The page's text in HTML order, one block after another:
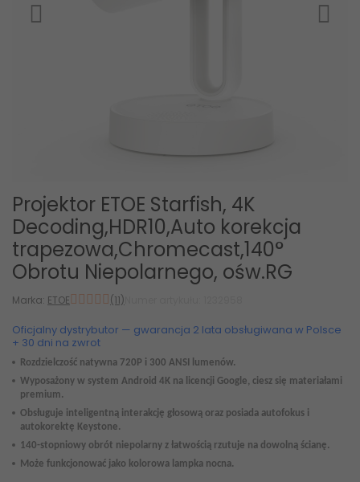
Projektor ETOE Starfish, 4K
Decoding,HDR10,Auto korekcja
trapezowa,Chromecast,140°
Obrotu Niepolarnego, ośw.RG
Marka: ETOE (11)
Oficjalny dystrybutor — gwarancja 2 lata obsługiwana w Polsce
+ 30 dni na zwrot
Rozdzielczość natywna 720P i 300 ANS I lumenów.
Wyposażony w system Android 4K na licencji Google, ciesz się materiałami
premium.
Obsługuje inteligentną interakcję głosową oraz posiada autofokus i
autokorektę Keystone.
140-stopniowy obrót niepolarny z łatwością rzutuje na dowolną ścianę.
Może funkcjonować jako kolorowa lampka nocna.